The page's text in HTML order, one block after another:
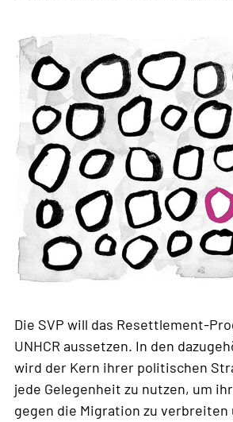
Die SVP will das Resettlement-
UNHCR aussetzen. In den
wird der Kern ihrer politischen
jede Gelegenheit zu nutzen, um
gegen die Migration zu verbreiten